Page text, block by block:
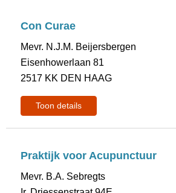
Con Curae
Mevr. N.J.M. Beijersbergen
Eisenhowerlaan 81
2517 KK DEN HAAG
Toon details
Praktijk voor Acupunctuur
Mevr. B.A. Sebregts